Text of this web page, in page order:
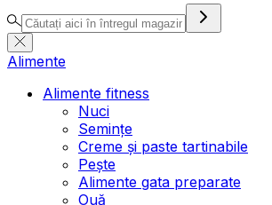
Alimente
Alimente fitness
Nuci
Semințe
Creme și paste tartinabile
Pește
Alimente gata preparate
Ouă